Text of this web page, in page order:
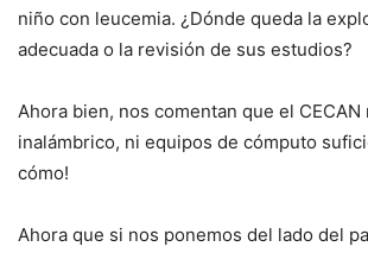
niño con leucemia. ¿Dónde queda la
adecuada o la revisión de sus estudios?
Ahora bien, nos comentan que el
inalámbrico, ni equipos de cómputo
cómo!
Ahora que si nos ponemos del lado del